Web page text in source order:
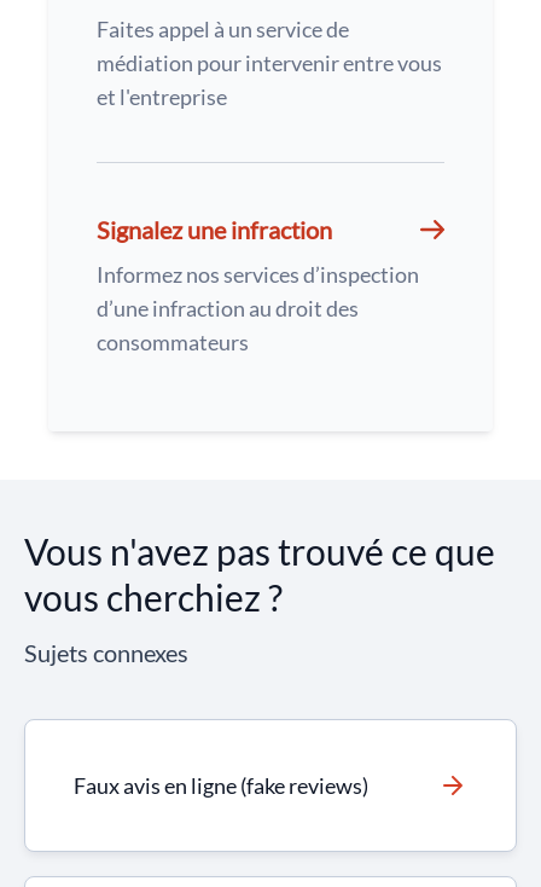
Faites appel à un service de
médiation pour intervenir entre vous
et l'entreprise
Signalez une infraction
Informez nos services d’inspection
d’une infraction au droit des
consommateurs
Vous n'avez pas trouvé ce que
vous cherchiez ?
Sujets connexes
Faux avis en ligne (fake reviews)